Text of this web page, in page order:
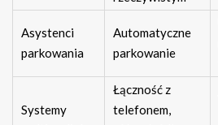
Asystenci
parkowania
Automatyczne
parkowanie
Systemy
Łączność z
telefonem,